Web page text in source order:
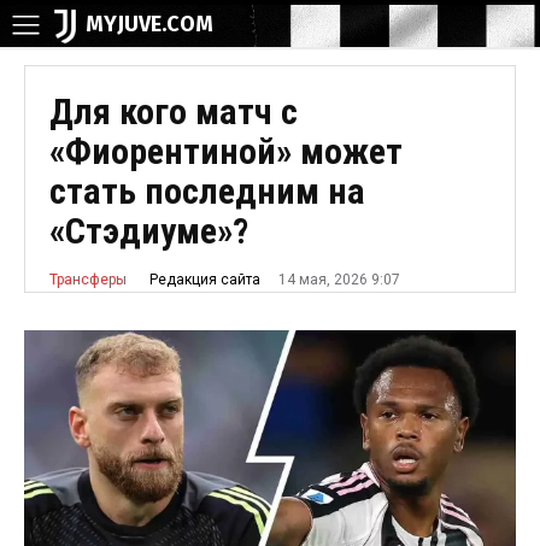
MYJUVE.COM
Для кого матч с
«Фиорентиной» может
стать последним на
«Стэдиуме»?
Трансферы Редакция сайта 14 мая, 2026 9:07